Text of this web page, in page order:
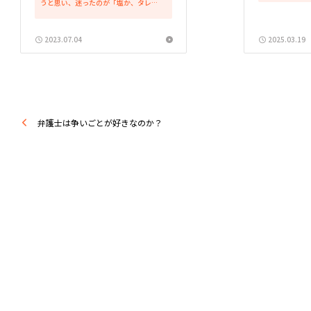
うと思い、迷ったのが「塩か、タレ
気が付き、塩にするかタレに...
2023.07.04
2025.03.19
弁護士は争いごとが好きなのか？